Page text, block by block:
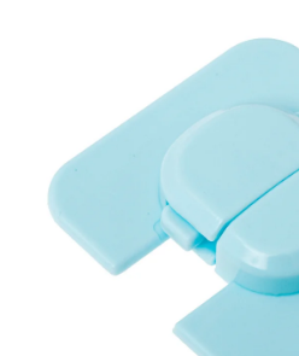
hvězdiček.